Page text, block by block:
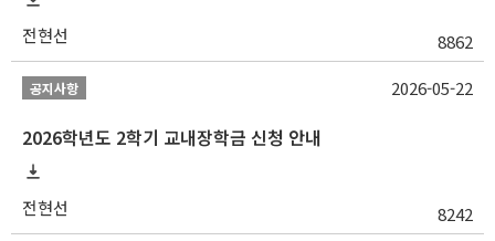
전현선 8862
공지사항
2026학년도 2학기 교내장학금 신청 안내
전현선 8242
2026-05-22